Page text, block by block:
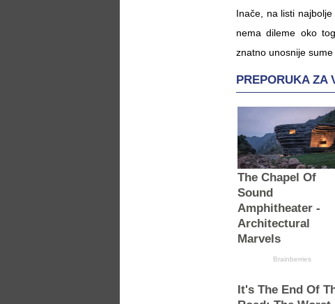
Inače, na listi
nema dileme oko
znatno unosnije